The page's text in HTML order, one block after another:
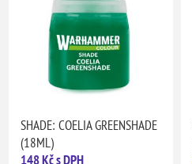
SHADE: COELIA GREENSHADE
(18ML)
148 Kč s DPH